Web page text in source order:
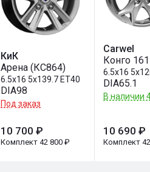
КиК
Арена (КС864)
6.5x16 5x139.7 ET40
DIA98
Под заказ
10 700 ₽
Комплект 42 800 ₽
Carwel
Конго
6.5x16
DIA65.1
В наличии
10 690 ₽
Комплект